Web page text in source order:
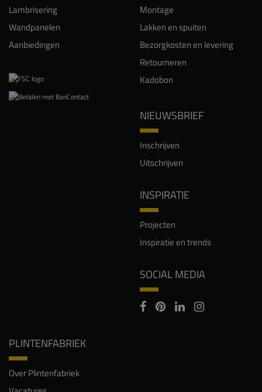
Lambrisering
Wandpanelen
Aanbiedingen
Montage
Lakken en spuiten
Bezorgkosten en levering
Retourneren
Kadobon
NIEUWSBRIEF
Inschrijven
Uitschrijven
INSPIRATIE
Projecten
Inspiratie en trends
SOCIAL MEDIA
PLINTENFABRIEK
Over Plintenfabriek